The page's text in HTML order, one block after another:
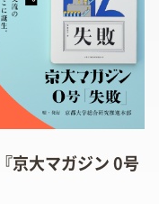
京大マガジン 0号